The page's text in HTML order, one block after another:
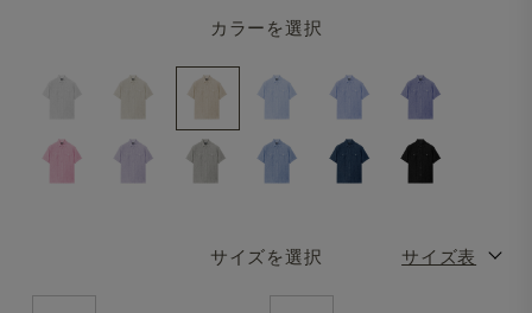
カラーを選択
サイズを選択 サイズ表